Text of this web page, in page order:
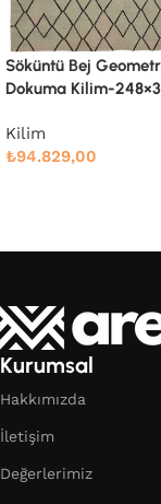
Söküntü Bej
Dokuma Kilim-
Kilim
Devamını oku
Kurumsal
Hakkımızda
İletişim
Değerlerimiz